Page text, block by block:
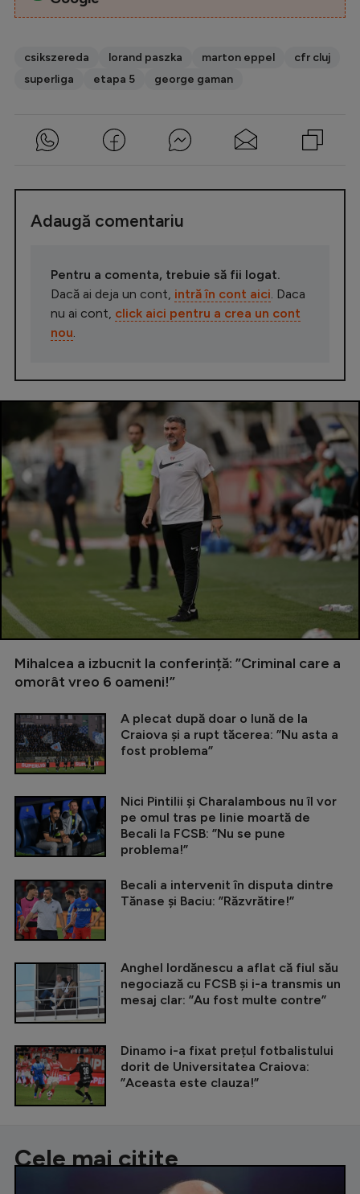
csikszereda lorand paszka marton eppel
cfr cluj
superliga
etapa 5 george gaman
Adaugă comentariu
Pentru a comenta, trebuie să fii logat.
Dacă ai deja un cont, intră în cont aici . Daca
nu ai cont, click aici pentru a crea un cont
nou
Mihalcea a izbucnit la conferință: ”Criminal care a
omorât vreo 6 oameni!”
A plecat după doar o lună de la
Craiova și a rupt tăcerea: ”Nu asta a
fost problema”
Nici Pintilii și Charalambous nu îl vor
pe omul tras pe linie moartă de
Becali la FCSB: ”Nu se pune
problema!”
Becali a intervenit în disputa dintre
Tănase și Baciu: ”Răzvrătire!”
Anghel Iordănescu a aflat că fiul său
negociază cu FCSB și i-a transmis un
mesaj clar: ”Au fost multe contre”
Dinamo i-a fixat prețul fotbalistului
dorit de Universitatea Craiova:
”Aceasta este clauza!”
Cele mai citite